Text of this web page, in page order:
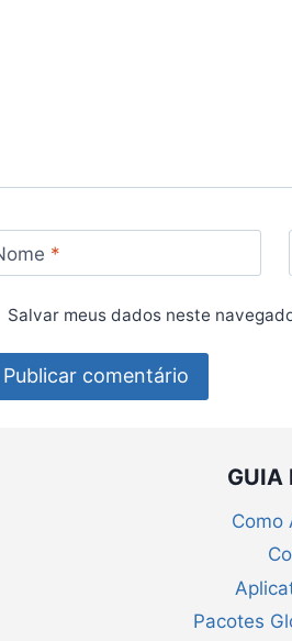
*
Salvar meus dados neste
GUIA
Como
Pacotes